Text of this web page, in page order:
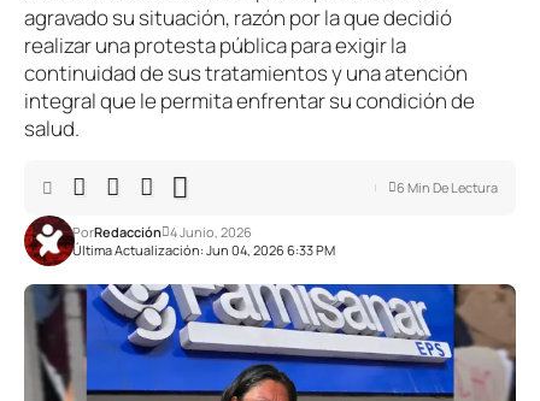
agravado su situación, razón por la que decidió
realizar una protesta pública para exigir la
continuidad de sus tratamientos y una atención
integral que le permita enfrentar su condición de
salud.
Última Actualización: Jun 04, 2026 6:33 PM
PorRedacción 4 Junio, 2026
6 Min De Lectura